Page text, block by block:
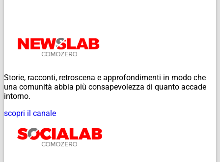
Storie, racconti, retroscena e approfondimenti in modo che
una comunità abbia più consapevolezza di quanto accade
intorno.
scopri il canale